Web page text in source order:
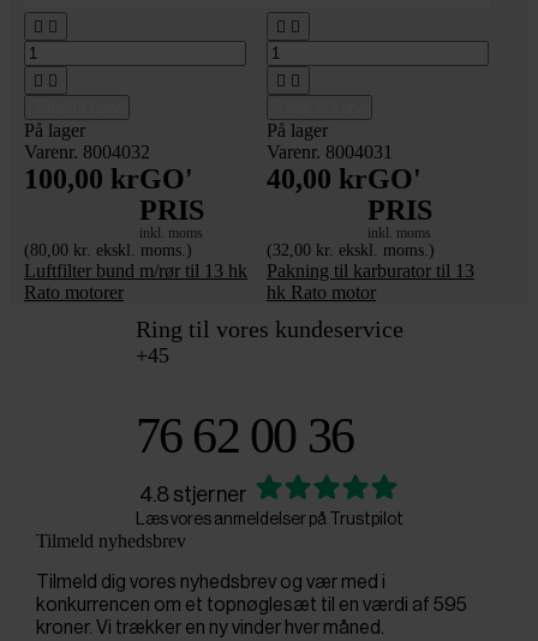
 
 
På lager
Varenr. 8004032
100,00 krGO'
PRIS
inkl. moms
(80,00 kr. ekskl. moms.)
Luftfilter bund m/rør til 13 hk
Rato motorer
 
 
På lager
Varenr. 8004031
40,00 krGO'
PRIS
inkl. moms
(32,00 kr. ekskl. moms.)
Pakning til karburator til 13
hk Rato motor
Ring til vores kundeservice
+45
76 62 00 36
4.8 stjerner
Læs vores anmeldelser på Trustpilot
Tilmeld nyhedsbrev
Tilmeld dig vores nyhedsbrev og vær med i
konkurrencen om et topnøglesæt til en værdi af 595
kroner. Vi trækker en ny vinder hver måned.